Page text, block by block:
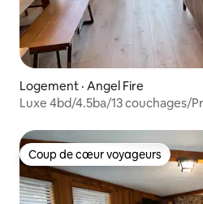
Logement · Angel Fire
Luxe 4bd/4.5ba/13 couchages/
Coup de cœur voyageurs
Coup de cœur voyageurs